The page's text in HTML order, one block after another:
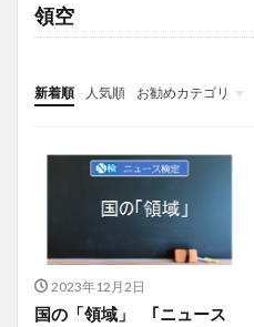
領空
新着順 人気順
お勧めカテゴリ
投稿
学び
マンガ
電子書籍
2023年12月2日
国の「領域」 ｢ニュース